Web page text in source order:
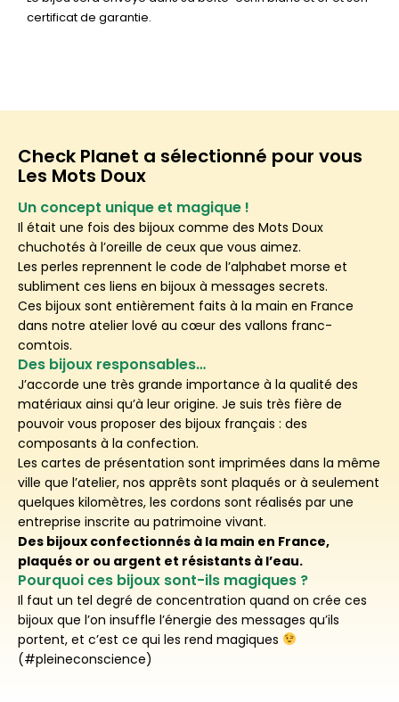
certificat de garantie.
Check Planet a sélectionné pour vous
Les Mots Doux
Un concept unique et magique !
Il était une fois des bijoux comme des Mots Doux
chuchotés à l’oreille de ceux que vous aimez.
Les perles reprennent le code de l’alphabet morse et
subliment ces liens en bijoux à messages secrets.
Ces bijoux sont entièrement faits à la main en France
dans notre atelier lové au cœur des vallons franc-
comtois.
Des bijoux responsables…
J’accorde une très grande importance à la qualité des
matériaux ainsi qu’à leur origine. Je suis très fière de
pouvoir vous proposer des bijoux français : des
composants à la confection.
Les cartes de présentation sont imprimées dans la même
ville que l’atelier, nos apprêts sont plaqués or à seulement
quelques kilomètres, les cordons sont réalisés par une
entreprise inscrite au patrimoine vivant.
Des bijoux confectionnés à la main en France,
plaqués or ou argent et résistants à l’eau.
Pourquoi ces bijoux sont-ils magiques ?
Il faut un tel degré de concentration quand on crée ces
bijoux que l’on insuffle l’énergie des messages qu’ils
portent, et c’est ce qui les rend magiques
(#pleineconscience)